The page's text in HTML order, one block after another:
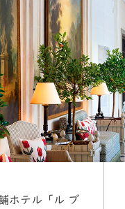
ホテル「ル ブ